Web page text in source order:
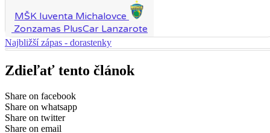
MŠK Iuventa Michalovce
Zonzamas PlusCar Lanzarote
Najbližší zápas - dorastenky
Zdieľať tento článok
Share on facebook
Share on whatsapp
Share on twitter
Share on email